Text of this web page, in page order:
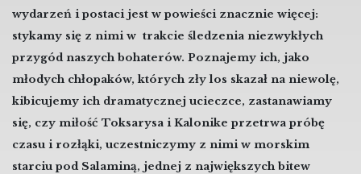
wydarzeń i postaci jest w powieści znacznie więcej:
stykamy się z nimi w trakcie śledzenia niezwykłych
przygód naszych bohaterów. Poznajemy ich, jako
młodych chłopaków, których zły los skazał na niewolę,
kibicujemy ich dramatycznej ucieczce, zastanawiamy
się, czy miłość Toksarysa i Kalonike przetrwa próbę
czasu i rozłąki, uczestniczymy z nimi w morskim
starciu pod Salaminą, jednej z największych bitew